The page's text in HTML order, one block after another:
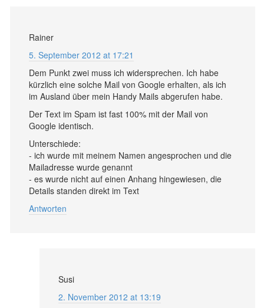
Rainer
5. September 2012 at 17:21
Dem Punkt zwei muss ich widersprechen. Ich habe
kürzlich eine solche Mail von Google erhalten, als ich
im Ausland über mein Handy Mails abgerufen habe.
Der Text im Spam ist fast 100% mit der Mail von
Google identisch.
Unterschiede:
- ich wurde mit meinem Namen angesprochen und die
Mailadresse wurde genannt
- es wurde nicht auf einen Anhang hingewiesen, die
Details standen direkt im Text
Antworten
Susi
2. November 2012 at 13:19